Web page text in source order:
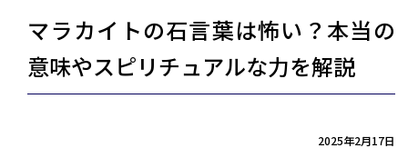
マラカイトの石言葉は怖い？本当の
意味やスピリチュアルな力を解説
2025年2月17日